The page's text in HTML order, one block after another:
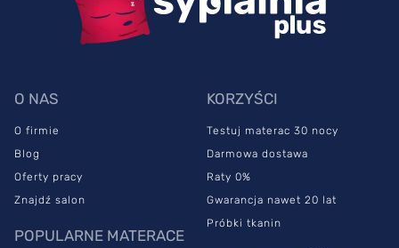
O NAS
O firmie
Blog
Oferty pracy
Znajdź salon
POPULARNE MATERACE
KORZYŚCI
Testuj materac 30 nocy
Darmowa dostawa
Raty 0%
Gwarancja nawet 20 lat
Próbki tkanin